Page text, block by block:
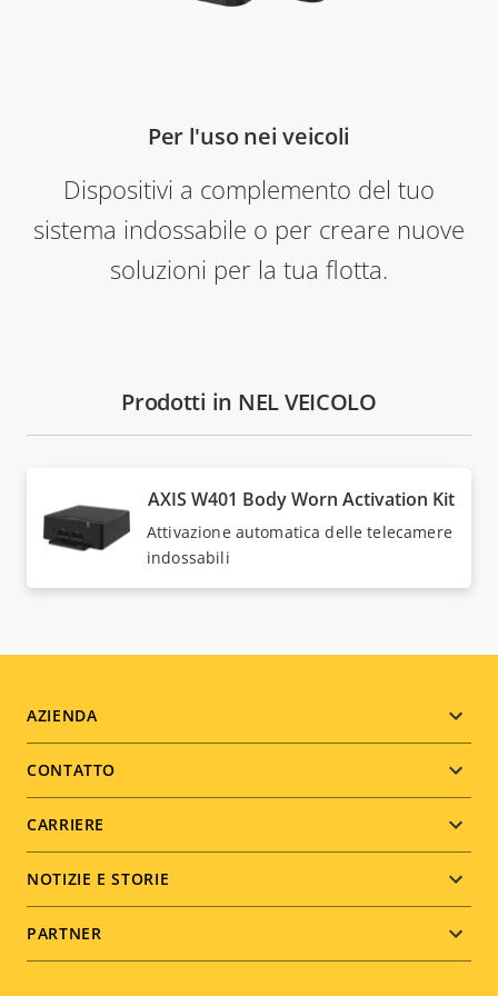
Per l'uso nei veicoli
Dispositivi a complemento del tuo
sistema indossabile o per creare nuove
soluzioni per la tua flotta.
Prodotti in NEL VEICOLO
AXIS W401 Body Worn Activation Kit
Attivazione automatica delle telecamere
indossabili
Footer
menu
AZIENDA
CONTATTO
CARRIERE
NOTIZIE E STORIE
PARTNER